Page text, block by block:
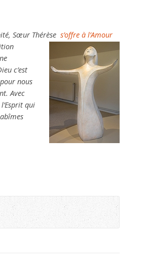
Sœur Thérèse s’offre à l’Amour
c’est
nous
Avec
qui